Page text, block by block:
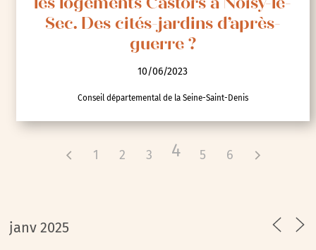
les logements Castors à Noisy-le-
Sec. Des cités-jardins d’après-
guerre ?
10/06/2023
Conseil départemental de la Seine-Saint-Denis
1 2 3 4 5 6